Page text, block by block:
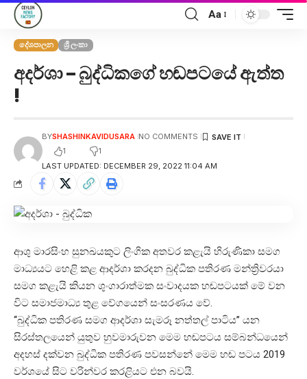
Aa
දේශපාලන ශ්‍රී ලංකා
අදර්ශා – බුද්ධිකගේ හඬපටයේ ඇත්ත
!
LAST UPDATED: DECEMBER 29, 2022 11:04 AM
BYSHASHINKAVIDUSARA NO COMMENTS
1
1
ආශු මාරසිංහ සුනඛයකුට ලිංගික අතවර කළැයි හිරුණිකා සමග
මාධ්‍යයට හෙළි කළ ආදර්ශා කරදන බුද්ධික පතිරණ මන්ත්‍රිවරයා
සමග කළැයි කියන ශුංගාරාත්මක සංවාදයක හඬපටයක් මේ වන
විට සමාජමාධ්‍ය තුළ වේගයෙන් සංසරණය වේ.
‘‘බුද්ධික පතිරණ සමග ආදර්ශා සැමරූ නත්තල් පාටිය’’ යන
සිරස්තලයෙන් යුතුව හුවමාරුවන මෙම හඬපටය සම්බන්ධයෙන්
අදහස් දක්වන බුද්ධික පතිරණ පවසන්නේ මෙම හඬ පටය 2019
වර්ශයේ සිට වරින්වර කරළියට එන බවයි.